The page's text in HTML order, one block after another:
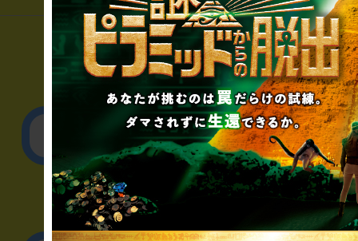
▼一般のお客様
公演内容、チケット
▼企業／法人の方